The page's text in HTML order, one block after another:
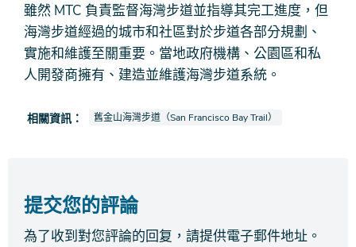
雖然 MTC 負責監督海灣步道並指導其完工進度，但
海灣步道經過的城市和社區對於步道各部分規劃、
實施和維護至關重要。當地政府機構、公園區和私
人開發商擁有、建造並維護海灣步道系統。
相關資訊： 查看新聞報導也被標記為
舊金山海灣步道（San Francisco Bay Trail）
提交您的評論
為了收到對您評論的回复，請提供電子郵件地址。